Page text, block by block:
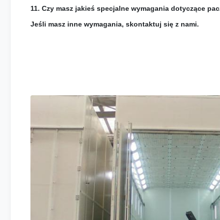
11. Czy masz jakieś specjalne wymagania dotyczące
Jeśli masz inne wymagania, skontaktuj się z nami.